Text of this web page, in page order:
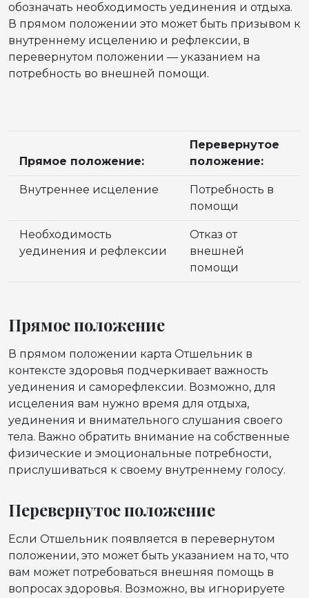
обозначать необходимость уединения и отдыха.
В прямом положении это может быть призывом к
внутреннему исцелению и рефлексии, в
перевернутом положении — указанием на
потребность во внешней помощи.
Прямое положение:
Перевернутое
положение:
Внутреннее исцеление
Потребность в
помощи
Необходимость
уединения и рефлексии
Отказ от
внешней
помощи
Прямое положение
В прямом положении карта Отшельник в
контексте здоровья подчеркивает важность
уединения и саморефлексии. Возможно, для
исцеления вам нужно время для отдыха,
уединения и внимательного слушания своего
тела. Важно обратить внимание на собственные
физические и эмоциональные потребности,
прислушиваться к своему внутреннему голосу.
Перевернутое положение
Если Отшельник появляется в перевернутом
положении, это может быть указанием на то, что
вам может потребоваться внешняя помощь в
вопросах здоровья. Возможно, вы игнорируете